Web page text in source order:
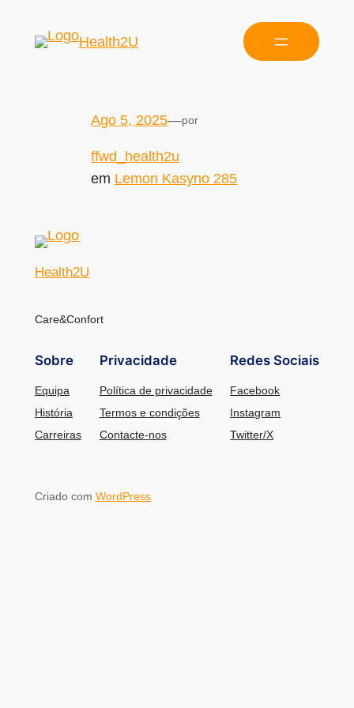
Health2U
Ago 5, 2025—por
ffwd_health2u
em Lemon Kasyno 285
Health2U
Care&Confort
Sobre
Equipa
História
Carreiras
Privacidade
Política de privacidade
Termos e condições
Contacte-nos
Redes Sociais
Facebook
Instagram
Twitter/X
Criado com WordPress